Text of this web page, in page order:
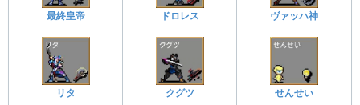
最終皇帝 ドロレス ヴァッハ神
リタ クグツ せんせい